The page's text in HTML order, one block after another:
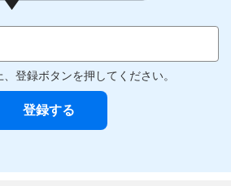
登録ボタンを押してください。